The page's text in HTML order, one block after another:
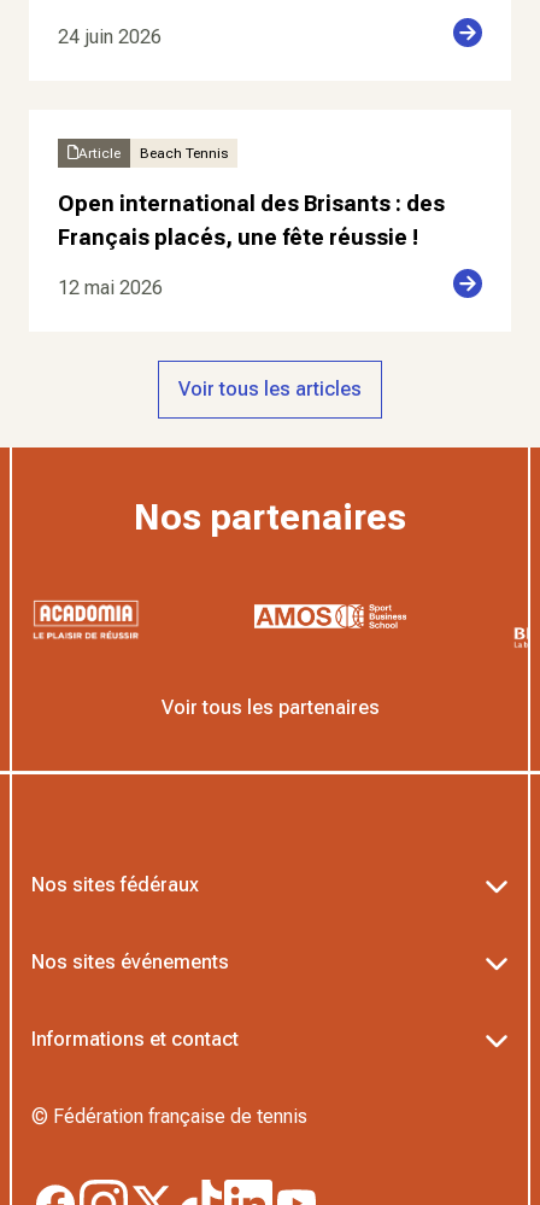
24 juin 2026
Article Beach Tennis
Open international des Brisants : des
Français placés, une fête réussie !
12 mai 2026
Voir tous les articles
Nos partenaires
Voir tous les partenaires
Nos sites fédéraux
L’Institut Formation Tennis
Proshop FFT
Nos sites événements
Boutique Officielle
Informations et contact
© Fédération française de tennis